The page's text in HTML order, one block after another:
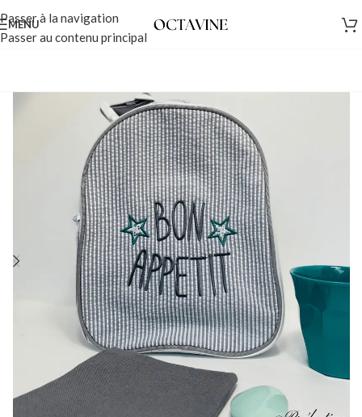
Passer à la navigation
Passer au contenu principal
MENU